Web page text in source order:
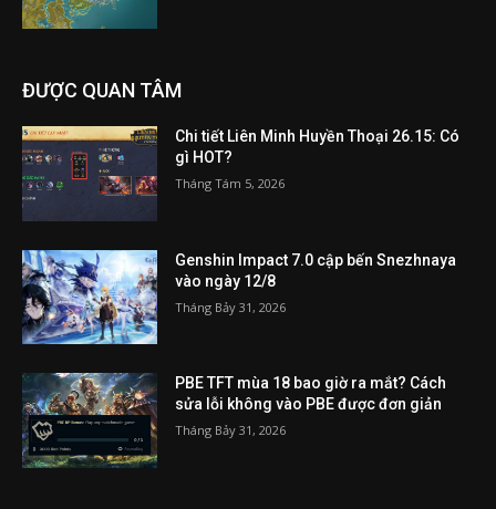
ĐƯỢC QUAN TÂM
Chi tiết Liên Minh Huyền Thoại 26.15: Có
gì HOT?
Tháng Tám 5, 2026
Genshin Impact 7.0 cập bến Snezhnaya
vào ngày 12/8
Tháng Bảy 31, 2026
PBE TFT mùa 18 bao giờ ra mắt? Cách
sửa lỗi không vào PBE được đơn giản
Tháng Bảy 31, 2026